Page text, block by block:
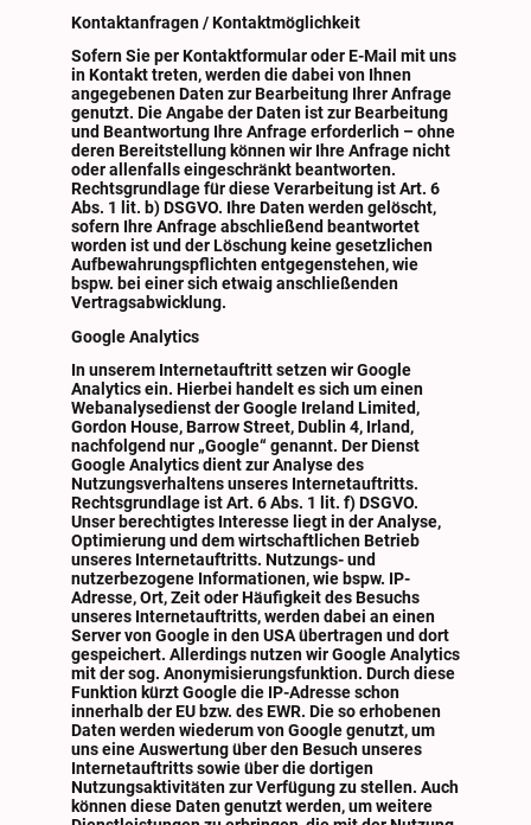
Kontaktanfragen / Kontaktmöglichkeit
Sofern Sie per Kontaktformular oder E-Mail mit uns
in Kontakt treten, werden die dabei von Ihnen
angegebenen Daten zur Bearbeitung Ihrer Anfrage
genutzt. Die Angabe der Daten ist zur Bearbeitung
und Beantwortung Ihre Anfrage erforderlich – ohne
deren Bereitstellung können wir Ihre Anfrage nicht
oder allenfalls eingeschränkt beantworten.
Rechtsgrundlage für diese Verarbeitung ist Art. 6
Abs. 1 lit. b) DSGVO. Ihre Daten werden gelöscht,
sofern Ihre Anfrage abschließend beantwortet
worden ist und der Löschung keine gesetzlichen
Aufbewahrungspflichten entgegenstehen, wie
bspw. bei einer sich etwaig anschließenden
Vertragsabwicklung.
Google Analytics
In unserem Internetauftritt setzen wir Google
Analytics ein. Hierbei handelt es sich um einen
Webanalysedienst der Google Ireland Limited,
Gordon House, Barrow Street, Dublin 4, Irland,
nachfolgend nur „Google“ genannt. Der Dienst
Google Analytics dient zur Analyse des
Nutzungsverhaltens unseres Internetauftritts.
Rechtsgrundlage ist Art. 6 Abs. 1 lit. f) DSGVO.
Unser berechtigtes Interesse liegt in der Analyse,
Optimierung und dem wirtschaftlichen Betrieb
unseres Internetauftritts. Nutzungs- und
nutzerbezogene Informationen, wie bspw. IP-
Adresse, Ort, Zeit oder Häufigkeit des Besuchs
unseres Internetauftritts, werden dabei an einen
Server von Google in den USA übertragen und dort
gespeichert. Allerdings nutzen wir Google Analytics
mit der sog. Anonymisierungsfunktion. Durch diese
Funktion kürzt Google die IP-Adresse schon
innerhalb der EU bzw. des EWR. Die so erhobenen
Daten werden wiederum von Google genutzt, um
uns eine Auswertung über den Besuch unseres
Internetauftritts sowie über die dortigen
Nutzungsaktivitäten zur Verfügung zu stellen. Auch
können diese Daten genutzt werden, um weitere